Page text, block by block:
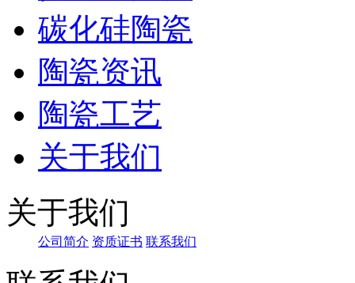
碳化硅陶瓷
陶瓷资讯
陶瓷工艺
关于我们
关于我们
公司简介 资质证书 联系我们